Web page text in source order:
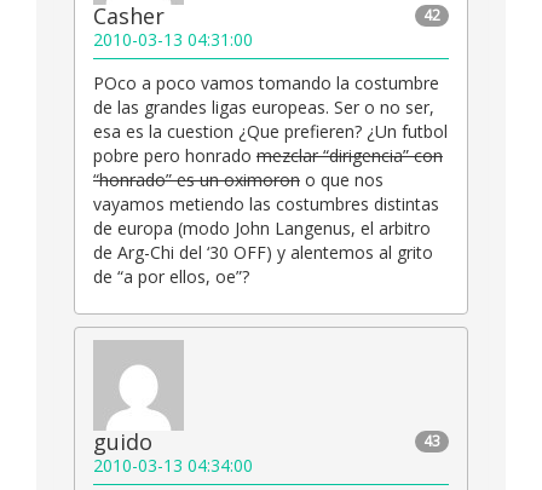
42
Casher
2010-03-13 04:31:00
POco a poco vamos tomando la costumbre
de las grandes ligas europeas. Ser o no ser,
esa es la cuestion ¿Que prefieren? ¿Un futbol
pobre pero honrado mezclar “dirigencia” con
“honrado” es un oximoron o que nos
vayamos metiendo las costumbres distintas
de europa (modo John Langenus, el arbitro
de Arg-Chi del ‘30 OFF) y alentemos al grito
de “a por ellos, oe”?
43
guido
2010-03-13 04:34:00